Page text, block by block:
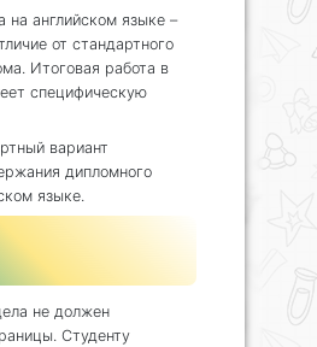
на английском языке –
от стандартного
Итоговая работа в
специфическую
вариант
дипломного
языке.
не должен
Студенту